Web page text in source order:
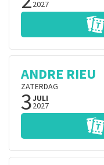
2027
ANDRE RIEU
ZATERDAG
3JULI
2027